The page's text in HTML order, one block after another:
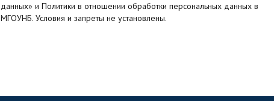
данных» и Политики в отношении обработки персональных данных в
МГОУНБ. Условия и запреты не установлены.